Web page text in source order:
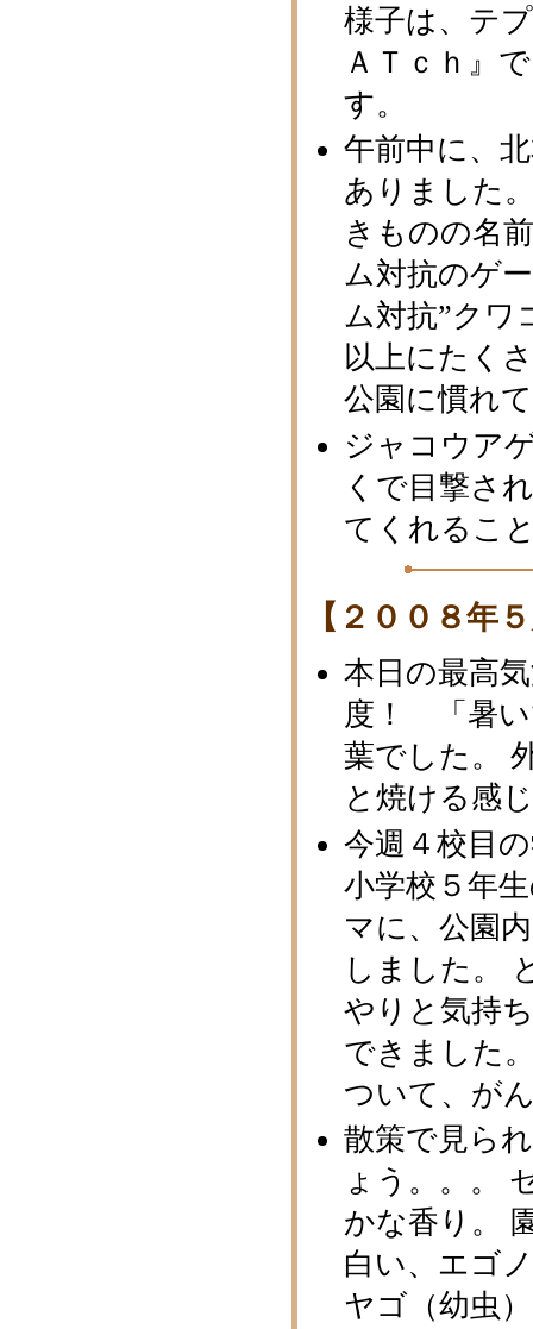
様子は、テ
ＡＴｃｈ』
す。
午前中に、
ありました
きものの名
ム対抗のゲ
ム対抗”クワ
以上にたく
公園に慣れ
ジャコウア
くで目撃さ
てくれるこ
【２００８年
本日の最高
度！ 「暑い
葉でした。
と焼ける感
今週４校目
小学校５年
マに、公園
しました。
やりと気持
できました
ついて、が
散策で見ら
ょう。。。
かな香り。
白い、エゴ
ヤゴ（幼虫